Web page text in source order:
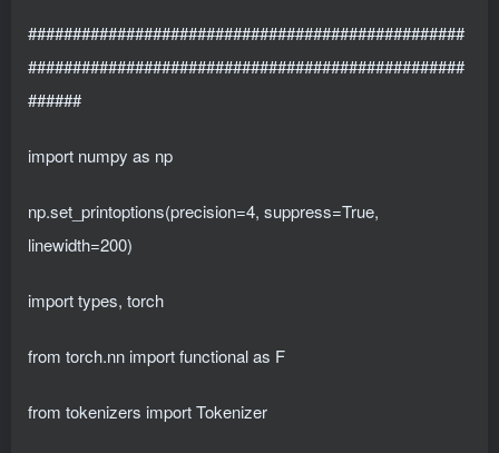
#################################################
#################################################
######
import numpy as np
np.set_printoptions(precision=4, suppress=True,
linewidth=200)
import types, torch
from torch.nn import functional as F
from tokenizers import Tokenizer